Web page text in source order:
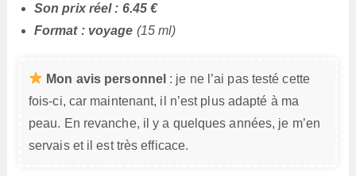
Son prix réel : 6.45 €
Format : voyage (15 ml)
Mon avis personnel : je ne l’ai pas testé cette
fois-ci, car maintenant, il n’est plus adapté à ma
peau. En revanche, il y a quelques années, je m’en
servais et il est très efficace.